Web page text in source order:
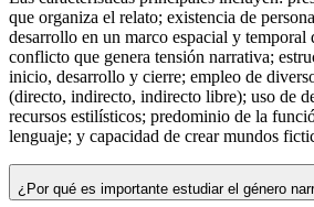
que organiza el relato; existencia de
desarrollo en un marco espacial y temporal
conflicto que genera tensión narrativa;
inicio, desarrollo y cierre; empleo de
(directo, indirecto, indirecto libre); uso de
recursos estilísticos; predominio de la
lenguaje; y capacidad de crear mundos
¿Por qué es importante estudiar el género